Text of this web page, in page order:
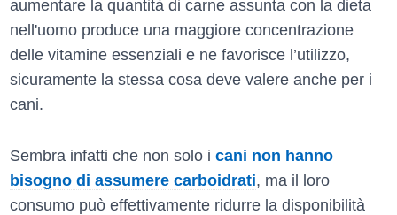
aumentare la quantità di carne assunta con la dieta
nell'uomo produce una maggiore concentrazione
delle vitamine essenziali e ne favorisce l’utilizzo,
sicuramente la stessa cosa deve valere anche per i
cani.
Sembra infatti che non solo i cani non hanno
bisogno di assumere carboidrati, ma il loro
consumo può effettivamente ridurre la disponibilità